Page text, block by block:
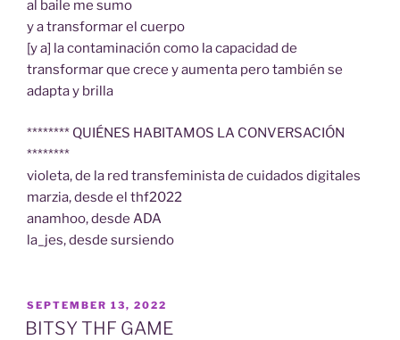
al baile me sumo
y a transformar el cuerpo
[y a] la contaminación como la capacidad de
transformar que crece y aumenta pero también se
adapta y brilla
******** QUIÉNES HABITAMOS LA CONVERSACIÓN
********
violeta, de la red transfeminista de cuidados digitales
marzia, desde el thf2022
anamhoo, desde ADA
la_jes, desde sursiendo
POSTED
ON
SEPTEMBER 13, 2022
BITSY THF GAME